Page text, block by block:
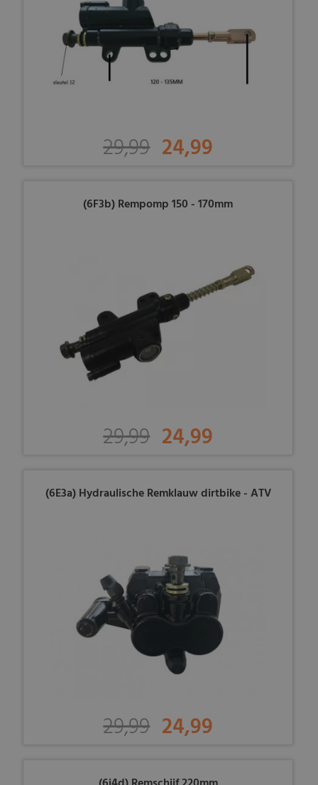
29,99 24,99
(6F3b) Rempomp 150 - 170mm
29,99 24,99
(6E3a) Hydraulische Remklauw dirtbike - ATV
29,99 24,99